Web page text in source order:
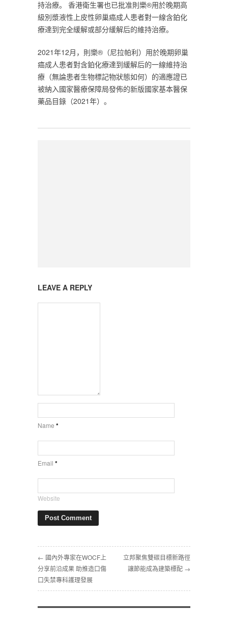
持治療。 香港衛生署也已批准則樂®用於晚期高
級別漿液性上皮性卵巢癌成人患者對一線含鉑化
療達到完全緩解或部分緩解后的維持治療。‎
‎2021年12月，則樂®（尼拉帕利）用於晚期卵巢
癌成人患者對含鉑化療達到緩解后的一線維持治
療（無論患者生物標記物狀態如何）的適應證已
被納入國家醫療保障局發佈的新版國家基本醫保
藥品目錄（2021年）。‎
LEAVE A REPLY
Name *
Email *
Website
← ‎國內外專家在WOCF上
分享前沿成果 助推造口傷
口失禁專科護理發展‎
‎立邦聚焦雙碳目標新路徑
讓節能成為建築標配‎ →